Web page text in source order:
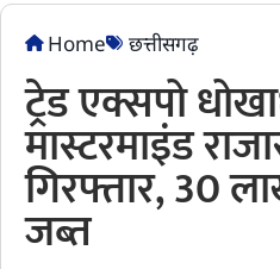
Home छत्तीसगढ़
ट्रेड एक्सपो
मास्टरमाइंड
गिरफ्तार, 30
जब्त